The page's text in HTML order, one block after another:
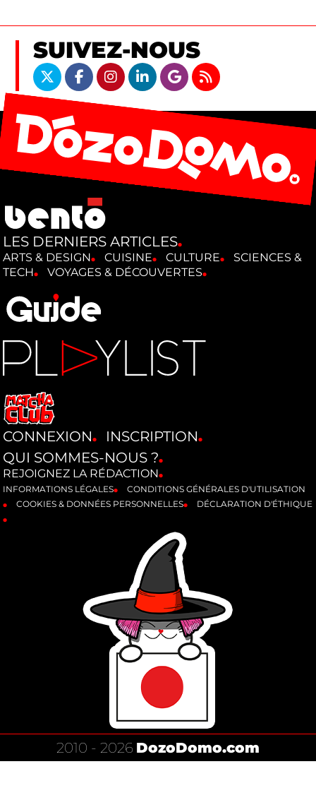
SUIVEZ-NOUS
LES DERNIERS ARTICLES
ARTS & DESIGN CUISINE CULTURE
SCIENCES &
TECH
VOYAGES & DÉCOUVERTES
CONNEXION
INSCRIPTION
QUI SOMMES-NOUS ?
REJOIGNEZ LA RÉDACTION
INFORMATIONS LÉGALES
CONDITIONS GÉNÉRALES D'UTILISATION
COOKIES & DONNÉES PERSONNELLES
DÉCLARATION D'ÉTHIQUE
2010 - 2026 DozoDomo.com